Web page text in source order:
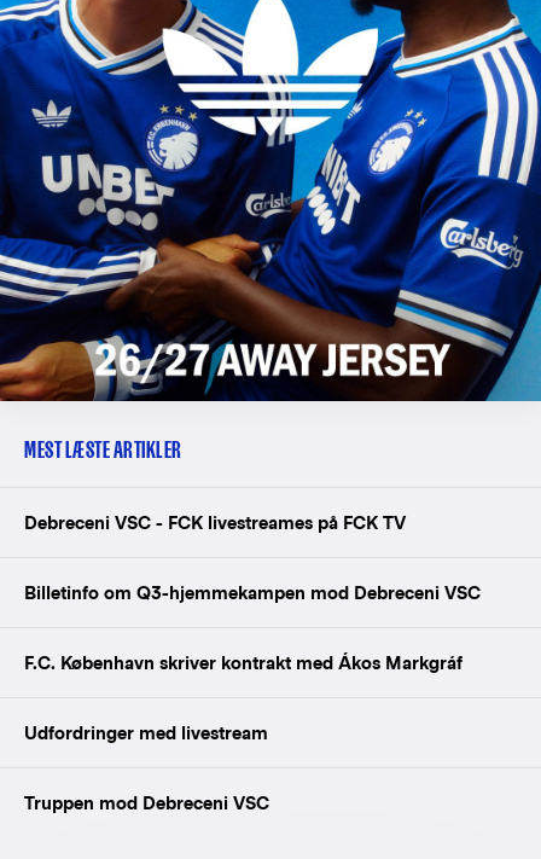
MEST LÆSTE ARTIKLER
Debreceni VSC - FCK livestreames på FCK TV
Billetinfo om Q3-hjemmekampen mod Debreceni VSC
F.C. København skriver kontrakt med Ákos Markgráf
Udfordringer med livestream
Truppen mod Debreceni VSC